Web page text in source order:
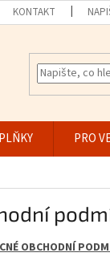
KONTAKT
PRO
OBCHODNÍ